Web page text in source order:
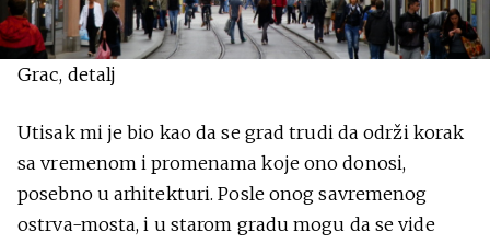
Grac, detalj
Utisak mi je bio kao da se grad trudi da održi korak
sa vremenom i promenama koje ono donosi,
posebno u arhitekturi. Posle onog savremenog
ostrva-mosta, i u starom gradu mogu da se vide